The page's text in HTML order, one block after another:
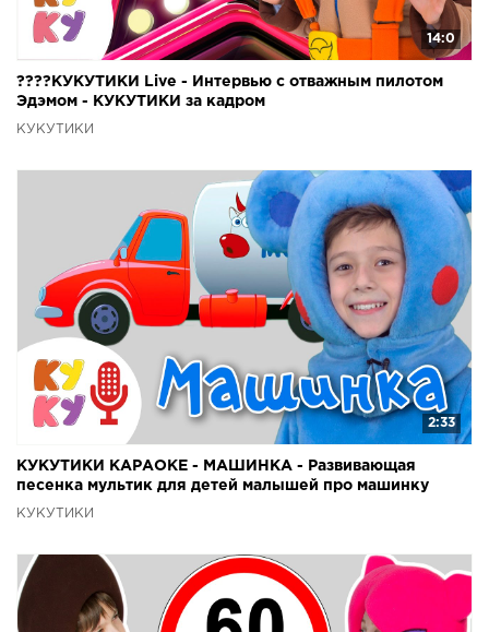
14:0
????КУКУТИКИ Live - Интервью с отважным пилотом
Эдэмом - КУКУТИКИ за кадром
КУКУТИКИ
2:33
КУКУТИКИ КАРАОКЕ - МАШИНКА - Развивающая
песенка мультик для детей малышей про машинку
КУКУТИКИ